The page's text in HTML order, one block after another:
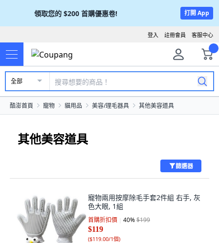
領取您的 $200 首購優惠卷! 打開 App
客服中心
註冊會員
登入
全部
酷澎首頁 寵物 貓用品 美容/理毛器具 其他美容道具
其他美容道具
篩選器
寵物兩用按摩除毛手套2件組 右手, 灰
色大眼, 1組
首購折扣價 40%$199
$119
($119.00/1個)